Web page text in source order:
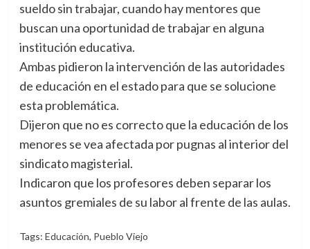
sueldo sin trabajar, cuando hay mentores que
buscan una oportunidad de trabajar en alguna
institución educativa.
Ambas pidieron la intervención de las autoridades
de educación en el estado para que se solucione
esta problemática.
Dijeron que no es correcto que la educación de los
menores se vea afectada por pugnas al interior del
sindicato magisterial.
Indicaron que los profesores deben separar los
asuntos gremiales de su labor al frente de las aulas.
Tags: Educación, Pueblo Viejo